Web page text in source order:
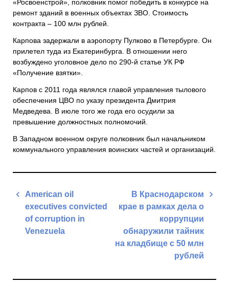
«Росвоенстрой», полковник помог победить в конкурсе на
ремонт зданий в военных объектах ЗВО. Стоимость
контракта – 100 млн рублей.
Карпова задержали в аэропорту Пулково в Петербурге. Он
прилетел туда из Екатеринбурга. В отношении него
возбуждено уголовное дело по 290-й статье УК РФ
«Получение взятки».
Карпов с 2011 года являлся главой управления тылового
обеспечения ЦВО по указу президента Дмитрия
Медведева. В июле того же года его осудили за
превышение должностных полномочий.
В Западном военном округе полковник был начальником
коммунального управления воинских частей и организаций.
Навигация
записям
American oil
executives convicted
of corruption in
Venezuela
В Краснодарском
крае в рамках дела о
коррупции
обнаружили тайник
на кладбище с 50 млн
рублей